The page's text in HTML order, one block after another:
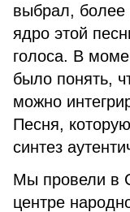
выбрал, более
ядро этой
голоса. В
было понять,
можно
Песня,
синтез
Мы провели в
центре